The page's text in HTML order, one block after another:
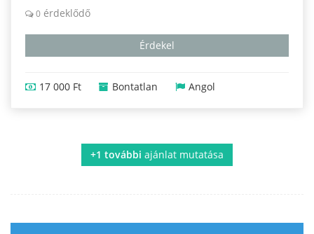
0 érdeklődő
Érdekel
17 000 Ft Bontatlan Angol
+1 további ajánlat mutatása